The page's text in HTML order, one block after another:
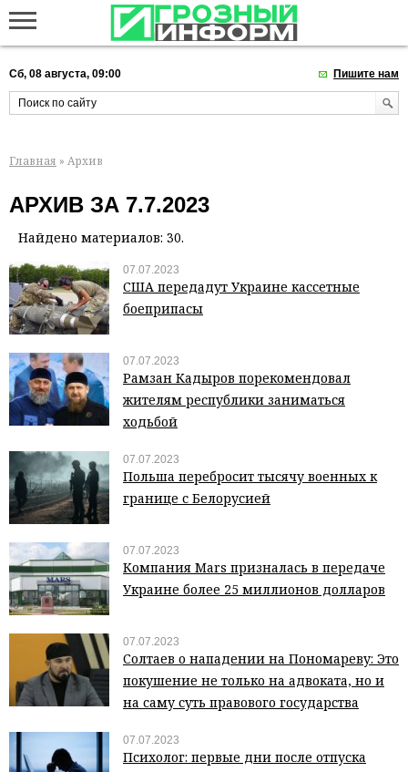
Сб, 08 августа, 09:00 Пишите нам
Главная » Архив
АРХИВ ЗА 7.7.2023
Найдено материалов: 30.
07.07.2023
США передадут Украине кассетные
боеприпасы
07.07.2023
Рамзан Кадыров порекомендовал
жителям республики заниматься
ходьбой
07.07.2023
Польша перебросит тысячу военных к
границе с Белорусией
07.07.2023
Компания Mars призналась в передаче
Украине более 25 миллионов долларов
07.07.2023
Солтаев о нападении на Пономареву: Это
покушение не только на адвоката, но и
на саму суть правового государства
07.07.2023
Психолог: первые дни после отпуска